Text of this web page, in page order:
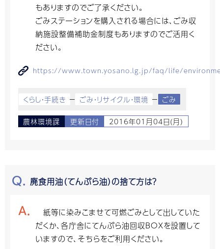
もありますのでご了承ください。
ごみステーションを購入される場合には、ごみ収
納施設整備補助金制度もありますのでご活用く
ださい。
https://www.town.yosano.lg.jp/faq/life/
くらし・手続き ごみ・リサイクル・環境 ごみ
農林環境課 更新日付 2016年01月04日(月)
廃食用油（てんぷら油）の捨て方は？
紙等に染みこませて可燃ごみとして出していた
だくか、各庁舎にてんぷら油回収BOXを設置して
いますので、そちらをご利用ください。